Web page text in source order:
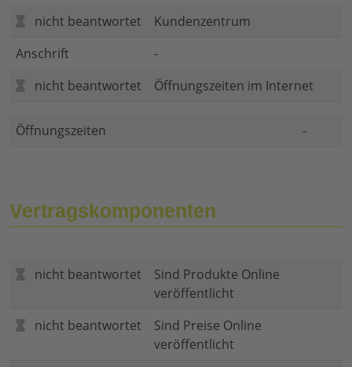
nicht beantwortet
Kundenzentrum
Anschrift
-
nicht beantwortet
Öffnungszeiten im Internet
Öffnungszeiten -
Vertragskomponenten
nicht beantwortet
Sind Produkte Online
veröffentlicht
nicht beantwortet
Sind Preise Online
veröffentlicht